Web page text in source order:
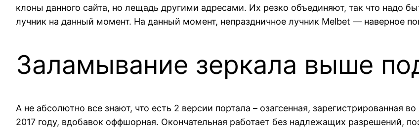
клоны данного сайта, но лещадь другими адресами. Их резко объединяют, так что надо
лучник на данный момент. На данный момент, непраздничное лучник Melbet — наверное
Заламывание зеркала выше
А не абсолютно все знают, что есть 2 версии портала – озагсенная,
2017 году, вдобавок оффшорная. Окончательная работает без надлежащих разрешений,